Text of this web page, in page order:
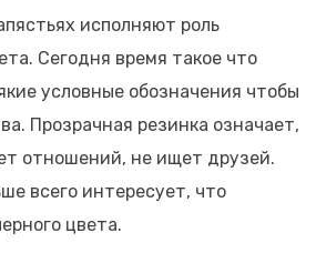
исполняют роль
Сегодня время такое что
условные обозначения чтобы
Прозрачная резинка означает,
отношений, не ищет друзей.
всего интересует, что
цвета.